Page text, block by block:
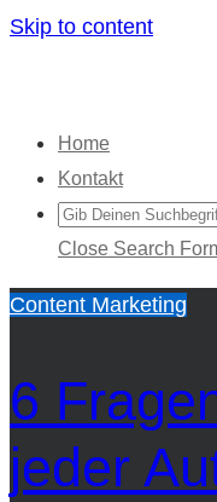
Skip to content
Home
Kontakt
Close Search
Content Marketing
6
jeder